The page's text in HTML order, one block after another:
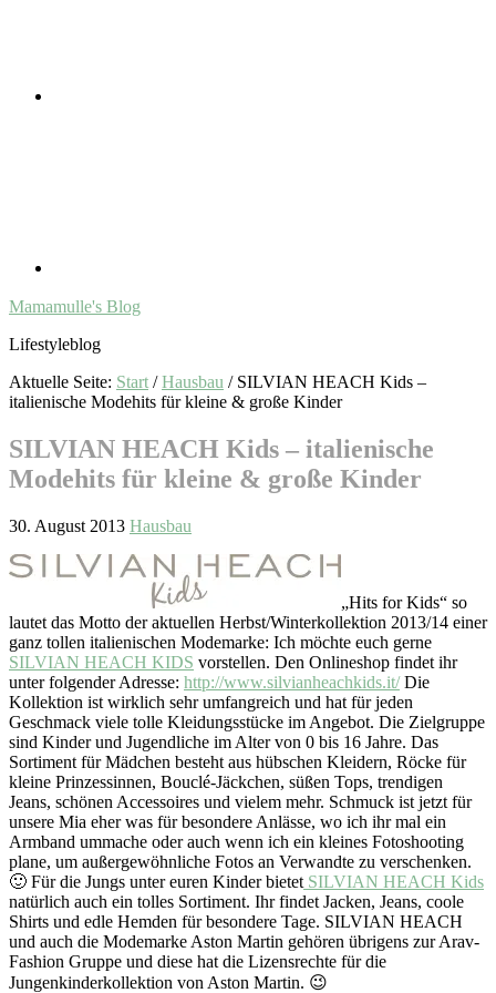
Mamamulle's Blog
Lifestyleblog
Aktuelle Seite: Start / Hausbau /SILVIAN HEACH Kids –
italienische Modehits für kleine & große Kinder
SILVIAN HEACH Kids – italienische
Modehits für kleine & große Kinder
30. August 2013 Hausbau
„Hits for Kids“ so
lautet das Motto der aktuellen Herbst/Winterkollektion 2013/14 einer
ganz tollen italienischen Modemarke: Ich möchte euch gerne
SILVIAN HEACH KIDS vorstellen. Den Onlineshop findet ihr
unter folgender Adresse: http://www.silvianheachkids.it/Die
Kollektion ist wirklich sehr umfangreich und hat für jeden
Geschmack viele tolle Kleidungsstücke im Angebot. Die Zielgruppe
sind Kinder und Jugendliche im Alter von 0 bis 16 Jahre. Das
Sortiment für Mädchen besteht aus hübschen Kleidern, Röcke für
kleine Prinzessinnen, Bouclé-Jäckchen, süßen Tops, trendigen
Jeans, schönen Accessoires und vielem mehr. Schmuck ist jetzt für
unsere Mia eher was für besondere Anlässe, wo ich ihr mal ein
Armband ummache oder auch wenn ich ein kleines Fotoshooting
plane, um außergewöhnliche Fotos an Verwandte zu verschenken.
🙂 Für die Jungs unter euren Kinder bietet SILVIAN HEACH Kids
natürlich auch ein tolles Sortiment. Ihr findet Jacken, Jeans, coole
Shirts und edle Hemden für besondere Tage. SILVIAN HEACH
und auch die Modemarke Aston Martin gehören übrigens zur Arav-
Fashion Gruppe und diese hat die Lizensrechte für die
Jungenkinderkollektion von Aston Martin. 😉